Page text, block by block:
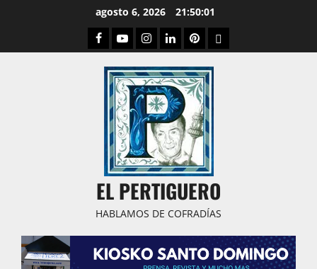
agosto 6, 2026 21:50:02
Facebook
YoutubeInstagram
LinkedPinterestDribbble
EL PERTIGUERO
HABLAMOS DE COFRADÍAS